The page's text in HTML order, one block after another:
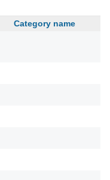
Category name